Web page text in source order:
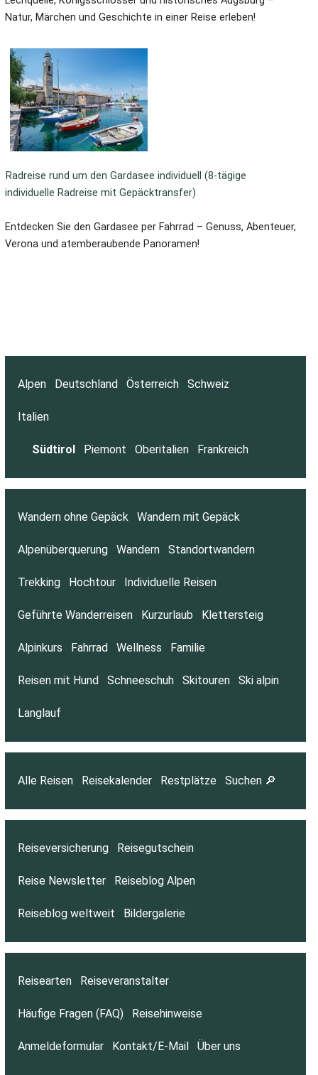
Natur, Märchen und Geschichte in einer Reise erleben!
Radreise rund um den Gardasee individuell (8-tägige
individuelle Radreise mit Gepäcktransfer)
Entdecken Sie den Gardasee per Fahrrad – Genuss, Abenteuer,
Verona und atemberaubende Panoramen!
Alpen Deutschland Österreich Schweiz
Italien
Südtirol Piemont Oberitalien Frankreich
Wandern ohne Gepäck Wandern mit Gepäck
Alpenüberquerung Wandern Standortwandern
Trekking Hochtour Individuelle Reisen
Geführte Wanderreisen Kurzurlaub Klettersteig
Alpinkurs Fahrrad Wellness Familie
Reisen mit Hund Schneeschuh Skitouren Ski alpin
Langlauf
Alle Reisen Reisekalender Restplätze Suchen 🔎
Reiseversicherung Reisegutschein
Reise Newsletter Reiseblog Alpen
Reiseblog weltweit Bildergalerie
Reisearten Reiseveranstalter
Häufige Fragen (FAQ) Reisehinweise
Anmeldeformular Kontakt/E-Mail Über uns